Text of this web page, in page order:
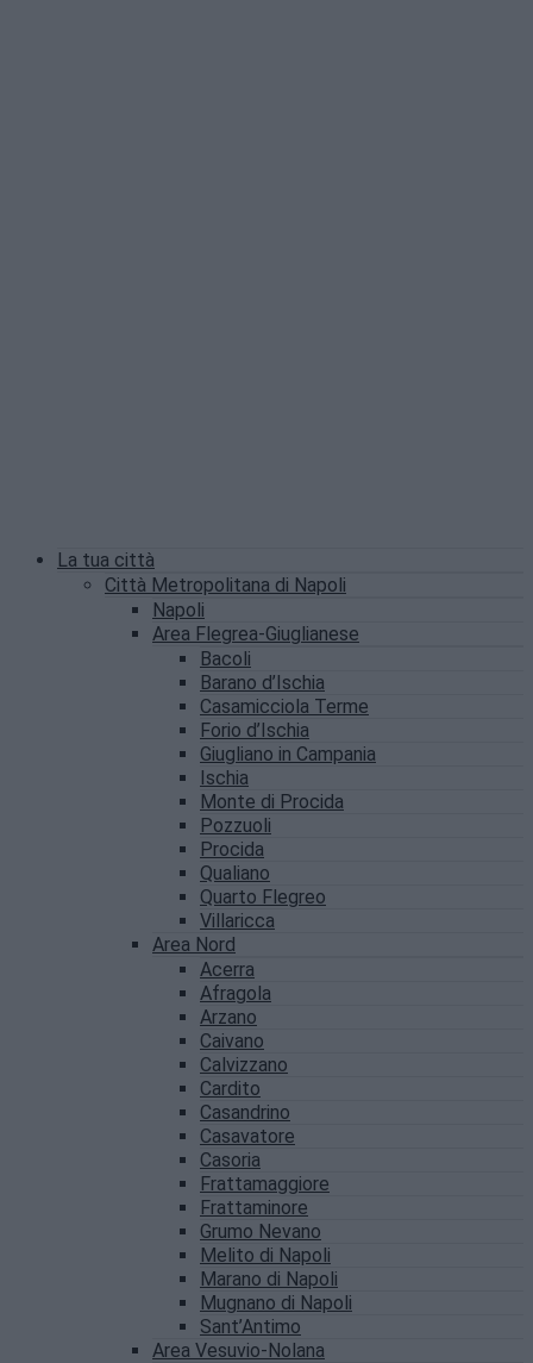
La tua città
Città Metropolitana di Napoli
Napoli
Area Flegrea-Giuglianese
Bacoli
Barano d’Ischia
Casamicciola Terme
Forio d’Ischia
Giugliano in Campania
Ischia
Monte di Procida
Pozzuoli
Procida
Qualiano
Quarto Flegreo
Villaricca
Area Nord
Acerra
Afragola
Arzano
Caivano
Calvizzano
Cardito
Casandrino
Casavatore
Casoria
Frattamaggiore
Frattaminore
Grumo Nevano
Melito di Napoli
Marano di Napoli
Mugnano di Napoli
Sant’Antimo
Area Vesuvio-Nolana